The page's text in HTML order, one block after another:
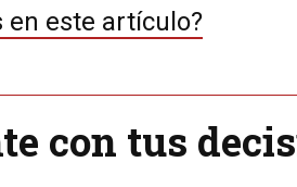
en este artículo?
con tus